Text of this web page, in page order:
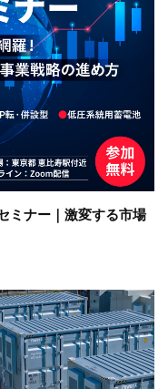
ミナー｜激変する市場